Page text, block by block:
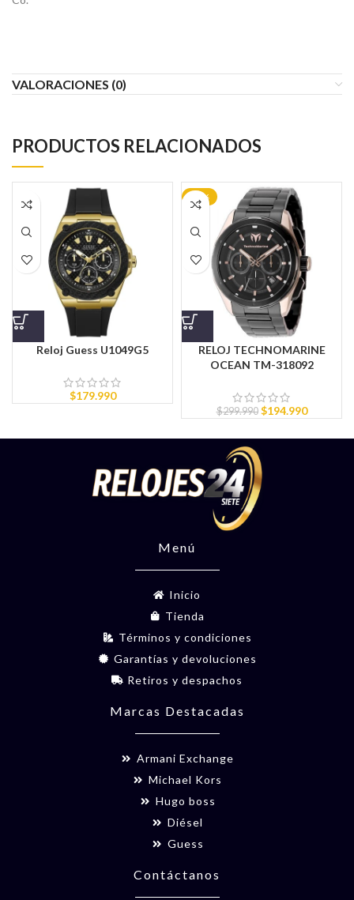
VALORACIONES (0)
PRODUCTOS RELACIONADOS
Reloj Guess U1049G5
$179.990
-35%
RELOJ TECHNOMARINE
OCEAN TM-318092
$299.990 $194.990
Menú
Inicio
Tienda
Términos y condiciones
Garantías y devoluciones
Retiros y despachos
Marcas Destacadas
Armani Exchange
Michael Kors
Hugo boss
Diésel
Guess
Contáctanos